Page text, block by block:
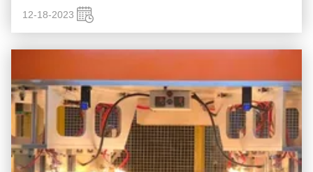
المختلفة ...
12-18-2023